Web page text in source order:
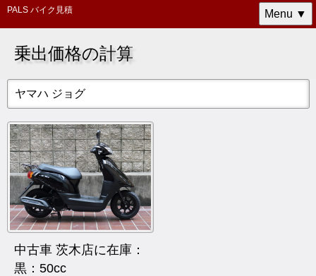
PALS バイク見積 Menu ▼
乗出価格の計算
ヤマハ ジョグ
中古車 茨木店に在庫：
黒：50cc